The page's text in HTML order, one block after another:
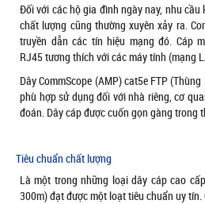
Đối với các hộ gia đình ngày nay, nhu
chất lượng cũng thường xuyên xảy ra.
truyền dẫn các tín hiệu mạng đó. Cáp
RJ45 tương thích với các máy tính (mạng
Dây CommScope (AMP) cat5e FTP
phù hợp sử dụng đối với nhà riêng, cơ
đoán. Dây cáp được cuốn gọn gàng
Tiêu chuẩn chất lượng
Là một trong những loại dây cáp cao
300m) đạt được một loạt tiêu chuẩn uy tín.